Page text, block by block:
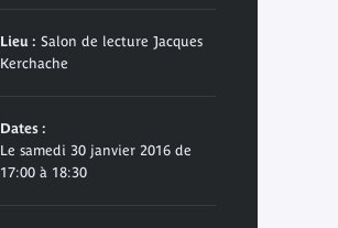
Lieu : Salon de lecture Jacques
Kerchache
Dates :
Le samedi 30 janvier 2016 de
17:00 à 18:30